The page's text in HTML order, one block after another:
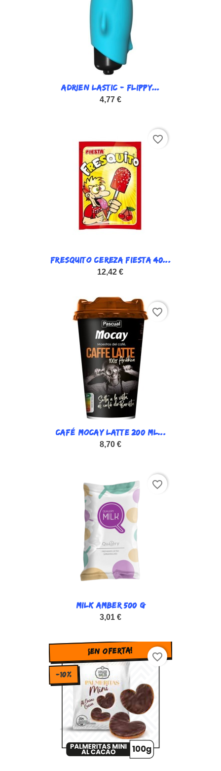
ADRIEN LASTIC - FLIPPY...
4,77 €
FRESQUITO CEREZA FIESTA 40...
12,42 €
favorite_border
CAFÉ MOCAY LATTE 200 ML...
8,70 €
favorite_border
MILK AMBER 500 G
3,01 €
favorite_border
¡EN OFERTA!
-10%
favorite_border